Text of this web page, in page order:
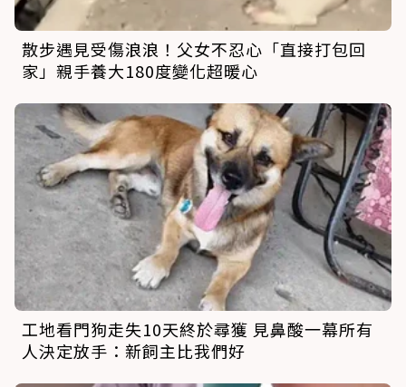
散步遇見受傷浪浪！父女不忍心「直接打包回
家」親手養大180度變化超暖心
工地看門狗走失10天終於尋獲 見鼻酸一幕所有
人決定放手：新飼主比我們好